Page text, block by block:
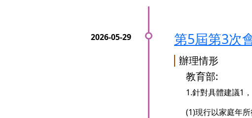
第5屆第3次
辦理情形
教育部:
1.針對具體建議1
(1)現行以家庭年